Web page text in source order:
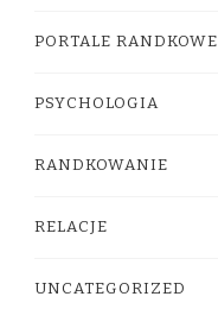
PORTALE RANDKOWE
PSYCHOLOGIA
RANDKOWANIE
RELACJE
UNCATEGORIZED